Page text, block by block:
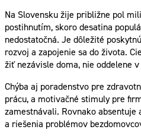
Na Slovensku žije približne pol
postihnutím, skoro desatina
nedostatočná. Je dôležité
rozvoj a zapojenie sa do života.
žiť nezávisle doma, nie oddelene
Chýba aj poradenstvo pre
prácu, a motivačné stimuly pre
zamestnávali. Rovnako absentuje
a riešenia problémov